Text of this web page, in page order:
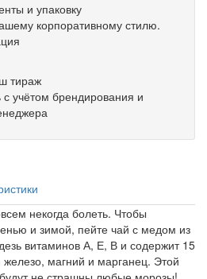
и упаковку
корпоративному стилю.
тираж
с учётом брендирования и
некогда болеть. Чтобы
и зимой, пейте чай с медом из
витаминов А, Е, В и содержит 15
магний и марганец. Этой